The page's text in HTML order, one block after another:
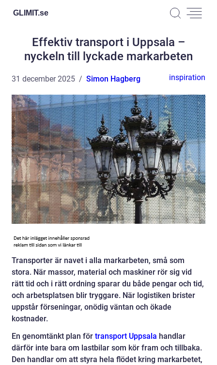
GLIMIT.se
Effektiv transport i Uppsala –
nyckeln till lyckade markarbeten
31 december 2025 Simon Hagberg inspiration
Transporter är navet i alla markarbeten, små som
stora. När massor, material och maskiner rör sig vid
rätt tid och i rätt ordning sparar du både pengar och tid,
och arbetsplatsen blir tryggare. När logistiken brister
uppstår förseningar, onödig väntan och ökade
kostnader.
En genomtänkt plan för transport Uppsala handlar
därför inte bara om lastbilar som kör fram och tillbaka.
Den handlar om att styra hela flödet kring markarbetet,